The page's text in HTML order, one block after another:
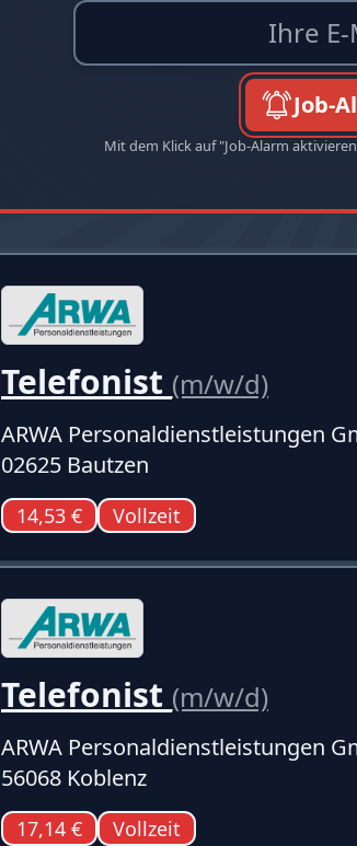
Job-
Mit dem Klick auf "Job-Alarm
Telefonist (m/w/d)
ARWA Personaldienstleistungen
02625 Bautzen
14,53 € Vollzeit
Telefonist (m/w/d)
ARWA Personaldienstleistungen
56068 Koblenz
17,14 € Vollzeit